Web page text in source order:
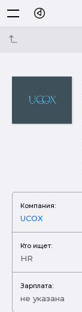
Компания:
UCOX
Кто ищет:
HR
Зарплата:
не указана